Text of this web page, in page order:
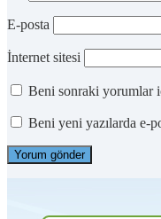
E-posta
İnternet sitesi
Beni sonraki yorumlar
Beni yeni yazılarda e-